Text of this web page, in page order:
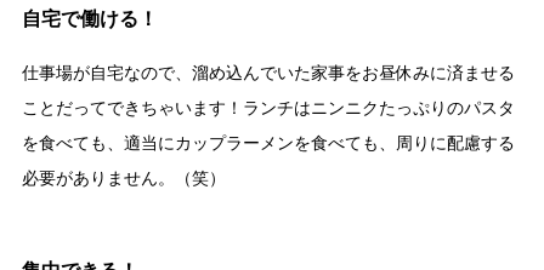
自宅で働ける！
仕事場が自宅なので、溜め込んでいた家事をお昼休みに済ませる
ことだってできちゃいます！ランチはニンニクたっぷりのパスタ
を食べても、適当にカップラーメンを食べても、周りに配慮する
必要がありません。（笑）